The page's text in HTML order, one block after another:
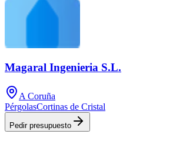
Magaral Ingenieria S.L.
A Coruña
PérgolasCortinas de Cristal
Pedir presupuesto